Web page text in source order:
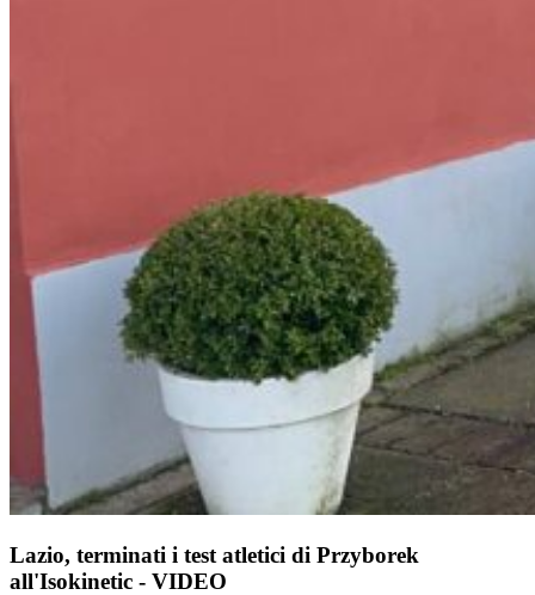
Lazio, terminati i test atletici di Przyborek
all'Isokinetic - VIDEO